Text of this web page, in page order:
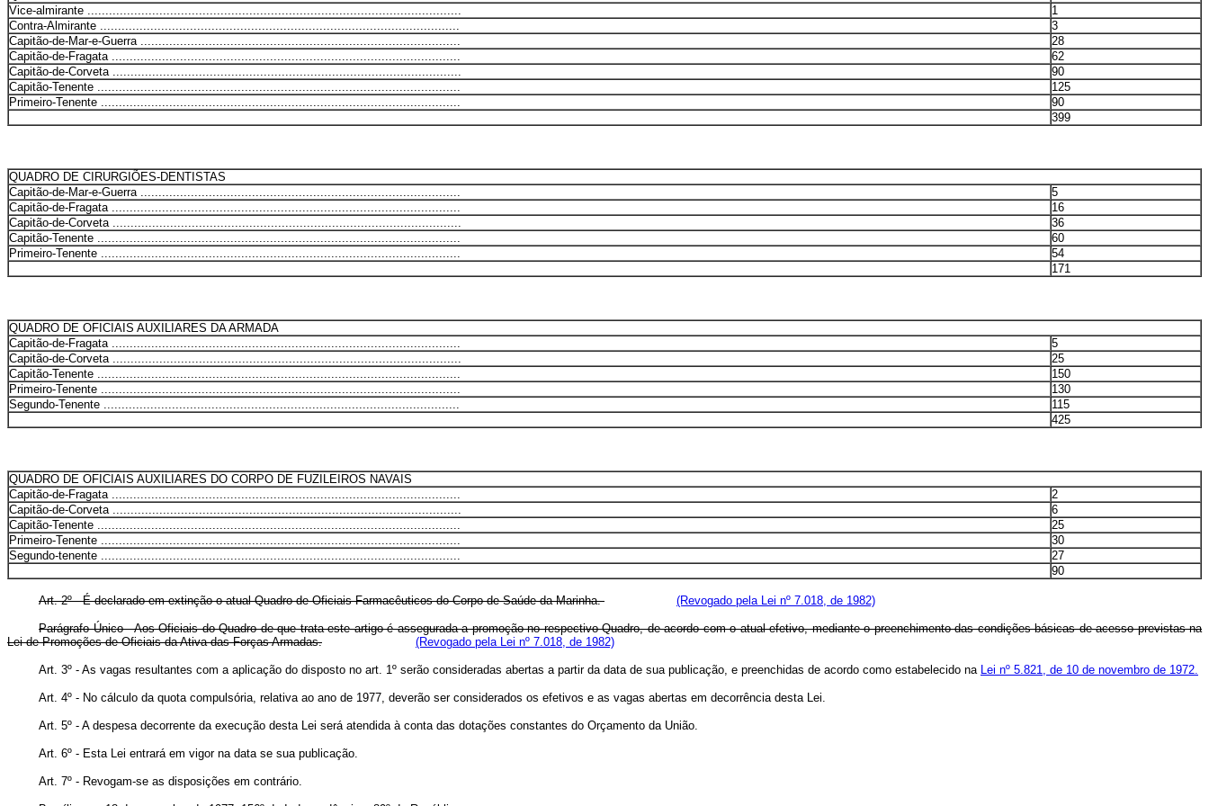
Vice-almirante ........................................................................................................
1
Contra-Almirante ....................................................................................................
3
Capitão-de-Mar-e-Guerra .........................................................................................
28
Capitão-de-Fragata .................................................................................................
62
Capitão-de-Corveta .................................................................................................
90
Capitão-Tenente .....................................................................................................
125
Primeiro-Tenente ....................................................................................................
90
399
QUADRO DE CIRURGIÕES-DENTISTAS
Capitão-de-Mar-e-Guerra .........................................................................................
5
Capitão-de-Fragata .................................................................................................
16
Capitão-de-Corveta .................................................................................................
36
Capitão-Tenente .....................................................................................................
60
Primeiro-Tenente ....................................................................................................
54
171
QUADRO DE OFICIAIS AUXILIARES DA ARMADA
Capitão-de-Fragata .................................................................................................
5
Capitão-de-Corveta .................................................................................................
25
Capitão-Tenente .....................................................................................................
150
Primeiro-Tenente ....................................................................................................
130
Segundo-Tenente ...................................................................................................
115
425
QUADRO DE OFICIAIS AUXILIARES DO CORPO DE FUZILEIROS NAVAIS
Capitão-de-Fragata .................................................................................................
2
Capitão-de-Corveta .................................................................................................
6
Capitão-Tenente .....................................................................................................
25
Primeiro-Tenente ....................................................................................................
30
Segundo-tenente ....................................................................................................
27
90
Art. 2º - É declarado em extinção o atual Quadro de Oficiais Farmacêuticos do Corpo de Saúde da Marinha. (Revogado pela Lei nº 7.018, de 1982)
Parágrafo Único - Aos Oficiais do Quadro de que trata este artigo é assegurada a promoção no respectivo Quadro, de acordo com o atual efetivo, mediante o preenchimento das condições básicas de acesso previstas na
Lei de Promoções de Oficiais da Ativa das Forças Armadas.
(Revogado pela Lei nº 7.018, de 1982)
Art. 3º - As vagas resultantes com a aplicação do disposto no art. 1º serão consideradas abertas a partir da data de sua publicação, e preenchidas de acordo como estabelecido na Lei nº 5.821, de 10 de novembro de 1972.
Art. 4º - No cálculo da quota compulsória, relativa ao ano de 1977, deverão ser considerados os efetivos e as vagas abertas em decorrência desta Lei.
Art. 5º - A despesa decorrente da execução desta Lei será atendida à conta das dotações constantes do Orçamento da União.
Art. 6º - Esta Lei entrará em vigor na data se sua publicação.
Art. 7º - Revogam-se as disposições em contrário.